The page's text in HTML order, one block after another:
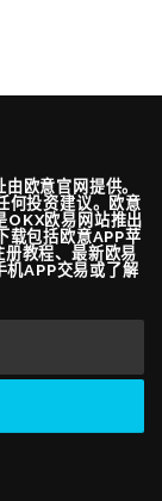
欧意官网提供。
何投资建议。欧意
OKX欧易网站推出
载包括欧意APP苹
教程、最新欧易
机APP交易或了解